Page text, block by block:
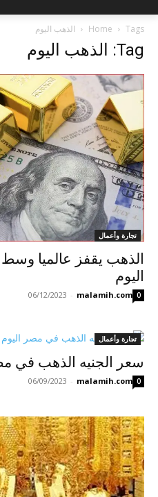
Home Tags الذهب اليوم
Tag: الذهب اليوم
تجارة وأعمال
الذهب يقفز عالميا وسط
اليوم
malamih.com
-
06/12/2023 0
تجارة وأعمال
سعر الجنيه الذهب في مصر اليوم
malamih.com
-
06/09/2023 0